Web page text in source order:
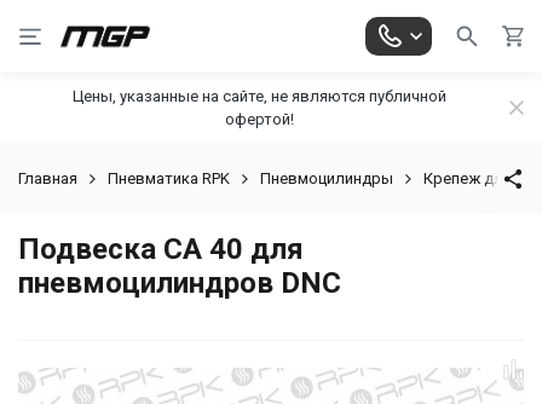
Цены, указанные на сайте, не являются публичной
офертой!
Главная Пневматика RPK Пневмоцилиндры Крепеж для
Подвеска CA 40 для
пневмоцилиндров DNC